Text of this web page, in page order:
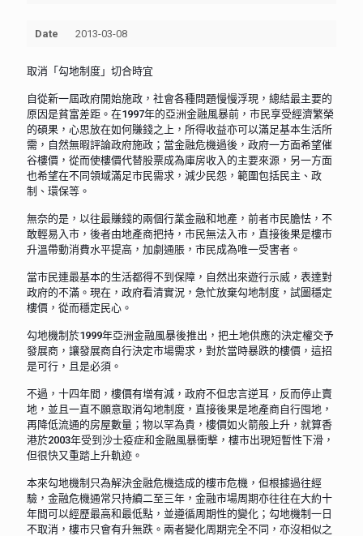
Date 2013-03-08
取消「勾地制度」切合時宜
自從新一屆政府開始施政，社會各種問題慢慢浮現，總結最主要的
原因是貧富差距。在1997年的亞洲金融風暴前，市民享受經濟繁榮
的碩果，心思放在如何賺錢之上，所得收益亦可以滿足基本生活所
需，自然無暇評論政府施政；當金融危機過後，政府一方面希望催
谷樓價，從而使樓價代替股票成為庫房收入的主要來源，另一方面
也希望在不同領域滿足市民需求，減少民怨，範圍包括民主、政
制、環保等。
無奈的是，以往最賺錢的兩個行業金融和地產，前者市民膽怯，不
敢輕易入市，後者由地產商把持，市民無法入市，直接後果是樓市
升溫帶動消費水平提高，加劇通脹，市民成為唯一受害者。
當市民連最基本的生活都得不到保障，自然出來遊行示威，表達對
政府的不滿。現在，政府看清實況，急忙放棄勾地制度，試圖穩定
樓價，從而穩定民心。
勾地機制於1999年亞洲金融風暴後推出，把土地供應的決定權交予
發展商，讓發展商自行決定市場需求，對於當時暴跌的樓價，這招
是可行，且是必須。
不過，十四年間，樓價有增有減，政府不但忠言逆耳，反而停止賣
地，並且一直不願意取消勾地制度，直接後果是地產商自行囤地，
再降低流通的房屋數量；物以罕為貴，樓價如火箭般上升，就算香
港於2003年受到沙士疫症和金融風暴衝擊，樓市出現短暫性下滑，
但很快又重踏上升軌迹。
本來勾地機制只為解決金融危機造成的樓市危機，但根據過往經
驗，金融危機通常只持續二至三年，金融市場周期亦往往在大約十
年間可以經歷最高和最低點，並遵循周期性的變化；勾地機制一日
不取消，樓市只會有升無跌。兩者變化周期完全不同，亦沒相似之